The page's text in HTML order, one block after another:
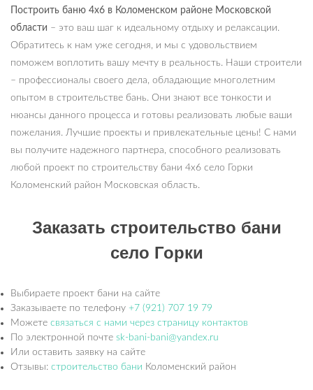
Построить баню 4х6 в Коломенском районе Московской
области – это ваш шаг к идеальному отдыху и релаксации.
Обратитесь к нам уже сегодня, и мы с удовольствием
поможем воплотить вашу мечту в реальность. Наши строители
– профессионалы своего дела, обладающие многолетним
опытом в строительстве бань. Они знают все тонкости и
нюансы данного процесса и готовы реализовать любые ваши
пожелания. Лучшие проекты и привлекательные цены! С нами
вы получите надежного партнера, способного реализовать
любой проект по строительству бани 4х6 село Горки
Коломенский район Московская область.
Заказать строительство бани
село Горки
Выбираете проект бани на сайте
Заказываете по телефону +7 (921) 707 19 79
Можете связаться с нами через страницу контактов
По электронной почте sk-bani-bani@yandex.ru
Или оставить заявку на сайте
Отзывы: строительство бани Коломенский район